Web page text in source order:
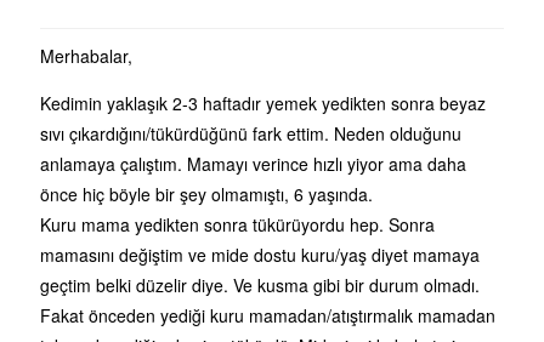
Merhabalar,
Kedimin yaklaşık 2-3 haftadır yemek yedikten sonra beyaz
sıvı çıkardığını/tükürdüğünü fark ettim. Neden olduğunu
anlamaya çalıştım. Mamayı verince hızlı yiyor ama daha
önce hiç böyle bir şey olmamıştı, 6 yaşında.
Kuru mama yedikten sonra tükürüyordu hep. Sonra
mamasını değiştim ve mide dostu kuru/yaş diyet mamaya
geçtim belki düzelir diye. Ve kusma gibi bir durum olmadı.
Fakat önceden yediği kuru mamadan/atıştırmalık mamadan